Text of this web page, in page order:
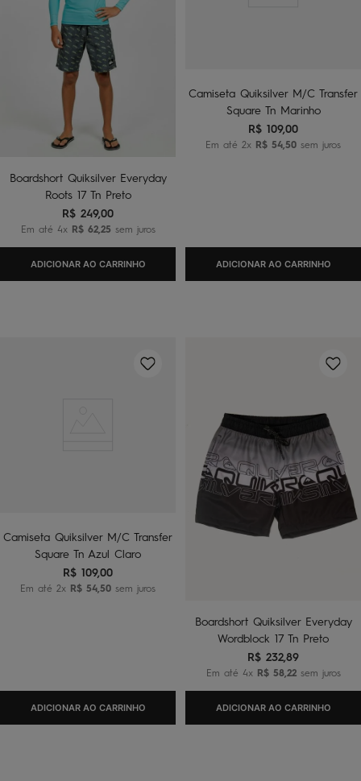
Boardshort Quiksilver Everyday
Roots 17 Tn Preto
R$ 249,00
Em até 4x R$ 62, 25 sem juros
ADICIONAR AO CARRINHO
Camiseta Quiksilver M/C Transfer
Square Tn Marinho
R$ 109,00
Em até 2x R$ 54 50 sem juros
ADICIONAR AO CARRINHO
Camiseta Quiksilver M/C Transfer
Square Tn Azul Claro
R$ 109,00
Em até 2x R$ 54 50 sem juros
ADICIONAR AO CARRINHO
Boardshort Quiksilver Everyday
Wordblock 17 Tn Preto
R$ 232,89
Em até 4x R$ 58, 22sem juros
ADICIONAR AO CARRINHO